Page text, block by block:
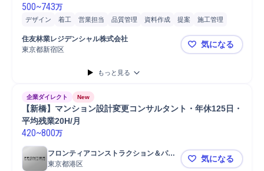
500~743万
デザイン 着工 営業担当 品質管理 資料作成 提案
施工管理
担当者
営業 竣工
Microsoft Word
PC 戸建
住友林業レジデンシャル株式会社
東京都新宿区
【新宿／建
気になる
もっと見る
企業ダイレクト New
【新橋】マンション設計変更コンサルタント・年休125日・
平均残業20H/月
420~800万
フロンティアコンストラクション＆パー
トナーズ株式会社
東京都港区 【新橋】マ
気になる